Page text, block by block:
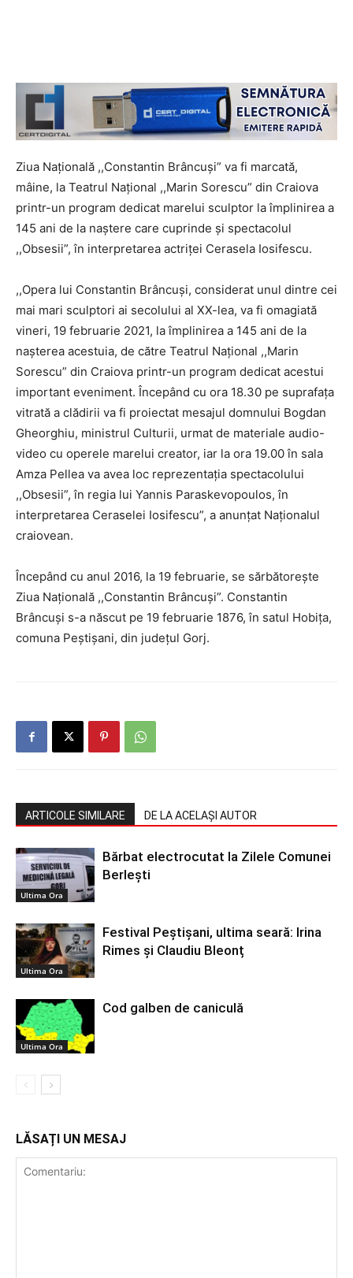
Ziua Naţională ,,Constantin Brâncuşi” va fi marcată,
mâine, la Teatrul Naţional ,,Marin Sorescu” din Craiova
printr-un program dedicat marelui sculptor la împlinirea a
145 ani de la naştere care cuprinde şi spectacolul
,,Obsesii”, în interpretarea actriţei Cerasela Iosifescu.
,,Opera lui Constantin Brâncuşi, considerat unul dintre cei
mai mari sculptori ai secolului al XX-lea, va fi omagiată
vineri, 19 februarie 2021, la împlinirea a 145 ani de la
naşterea acestuia, de către Teatrul Naţional ,,Marin
Sorescu” din Craiova printr-un program dedicat acestui
important eveniment. Începând cu ora 18.30 pe suprafaţa
vitrată a clădirii va fi proiectat mesajul domnului Bogdan
Gheorghiu, ministrul Culturii, urmat de materiale audio-
video cu operele marelui creator, iar la ora 19.00 în sala
Amza Pellea va avea loc reprezentaţia spectacolului
,,Obsesii”, în regia lui Yannis Paraskevopoulos, în
interpretarea Ceraselei Iosifescu”, a anunţat Naţionalul
craiovean.
Începând cu anul 2016, la 19 februarie, se sărbătoreşte
Ziua Naţională ,,Constantin Brâncuşi”. Constantin
Brâncuși s-a născut pe 19 februarie 1876, în satul Hobiţa,
comuna Peştişani, din judeţul Gorj.
ARTICOLE SIMILARE DE LA ACELAȘI AUTOR
Ultima Ora
Bărbat electrocutat la Zilele Comunei
Berlești
Ultima Ora
Festival Peștișani, ultima seară: Irina
Rimes și Claudiu Bleonț
Ultima Ora
Cod galben de caniculă
LĂSAȚI UN MESAJ